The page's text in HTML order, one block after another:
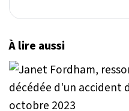
À lire aussi